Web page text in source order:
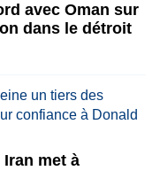
avec Oman sur
dans le détroit
met à